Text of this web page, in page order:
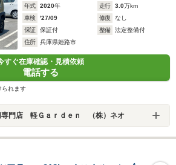
年式
2020年 走行 3.0万km
車検
'27/09 修復
なし
保証
保証付 整備
法定整備付
住所
兵庫県姫路市
すぐ在庫確認・見積依頼
電話する
られます
専門店 軽Ｇａｒｄｅｎ （株）ネオ